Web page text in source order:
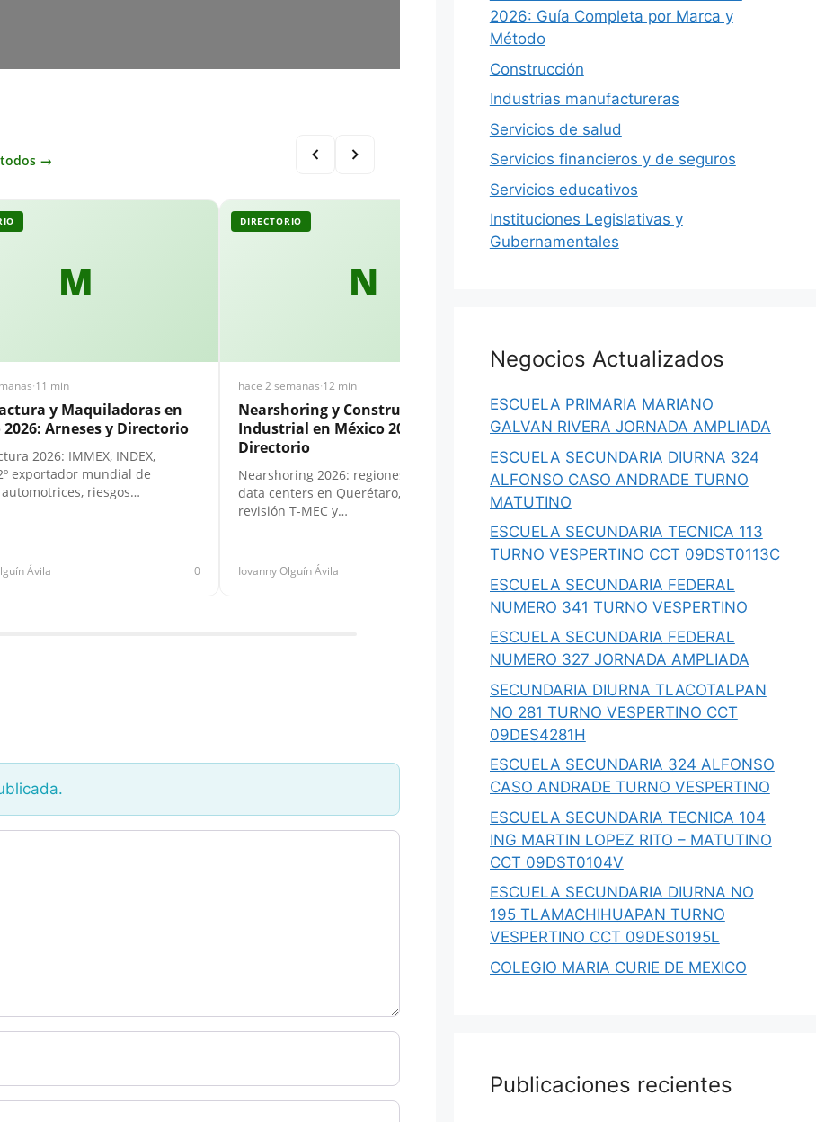
→
M
·11 min
y Maquiladoras en
2026: Arneses y Directorio
2026: IMMEX, INDEX,
exportador mundial de
riesgos…
Ávila 0
N
DIRECTORIO
hace 2 semanas·12 min
Nearshoring y Construcción
Industrial en México 2026: Guía y
Directorio
Nearshoring 2026: regiones ganadoras,
data centers en Querétaro, FIBRAs,
revisión T-MEC y…
Iovanny Olguín Ávila
DIRECTORIO
SEDENA 2026: Estructura,
Comandancias, Presupuesto y
Plan DN-III-E
SEDENA 2026: la Guardia Nacional se
integra como Comandancia (DOF 22-jun),
presupuesto…
2026: Guía Completa por Marca y
Método
Construcción
Industrias manufactureras
Servicios de salud
Servicios financieros y de seguros
Servicios educativos
Instituciones Legislativas y
Gubernamentales
Negocios Actualizados
ESCUELA PRIMARIA MARIANO
GALVAN RIVERA JORNADA AMPLIADA
ESCUELA SECUNDARIA DIURNA 324
ALFONSO CASO ANDRADE TURNO
MATUTINO
ESCUELA SECUNDARIA TECNICA 113
TURNO VESPERTINO CCT 09DST0113C
ESCUELA SECUNDARIA FEDERAL
NUMERO 341 TURNO VESPERTINO
ESCUELA SECUNDARIA FEDERAL
NUMERO 327 JORNADA AMPLIADA
SECUNDARIA DIURNA TLACOTALPAN
NO 281 TURNO VESPERTINO CCT
09DES4281H
ESCUELA SECUNDARIA 324 ALFONSO
CASO ANDRADE TURNO VESPERTINO
ESCUELA SECUNDARIA TECNICA 104
ING MARTIN LOPEZ RITO – MATUTINO
CCT 09DST0104V
ESCUELA SECUNDARIA DIURNA NO
195 TLAMACHIHUAPAN TURNO
VESPERTINO CCT 09DES0195L
COLEGIO MARIA CURIE DE MEXICO
Publicaciones recientes